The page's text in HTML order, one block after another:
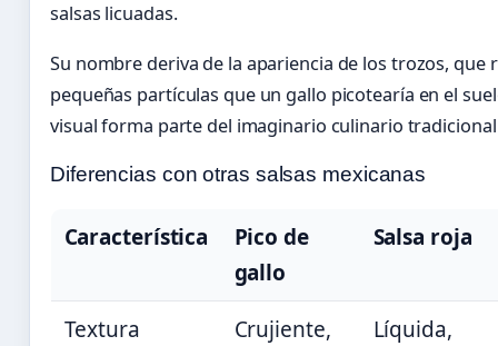
salsas licuadas.
Su nombre deriva de la apariencia de los trozos, que
pequeñas partículas que un gallo picotearía en el
visual forma parte del imaginario culinario
Diferencias con otras salsas mexicanas
Característica
Pico de
gallo
Salsa roja
Textura
Crujiente,
Líquida,